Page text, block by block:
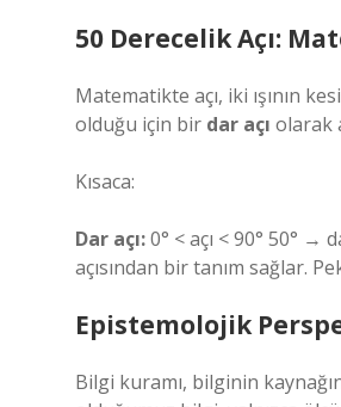
50 Derecelik Açı:
Matematikte açı, iki ışının
olduğu için bir dar açı olarak
Kısaca:
Dar açı:0° < açı < 90° 50° →
açısından bir tanım sağlar.
Epistemolojik
Bilgi kuramı, bilginin